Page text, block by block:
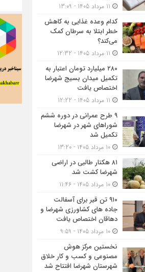
کدام وعده غذایی به کاهش
خطر ابتلا به سرطان کمک
می‌کند؟
۲۸۰ میلیارد تومان اعتبار به
تکمیل میدان بسیج شهرضا
اختصاص یافت
۹ طرح عمرانی در دوره ششم
شوراهای شهر در شهرضا
تکمیل شد
۸۱ هکتار طالبی در اراضی
شهرضا کشت شد
۹۱۰ تن قیر برای آسفالت
جاده های کشاورزی شهرضا و
دهاقان اختصاص یافت
نخستین مرکز هوش
مصنوعی و کسب‌ و کار خلاق
شهرستان شهرضا افتتاح شد